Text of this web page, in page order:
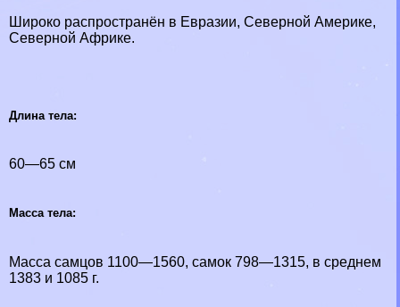
Широко распространён в Евразии, Северной Америке,
Северной Африке.
Длина тела:
60—65 см
Масса тела:
Масса самцов 1100—1560, самок 798—1315, в среднем
1383 и 1085 г.